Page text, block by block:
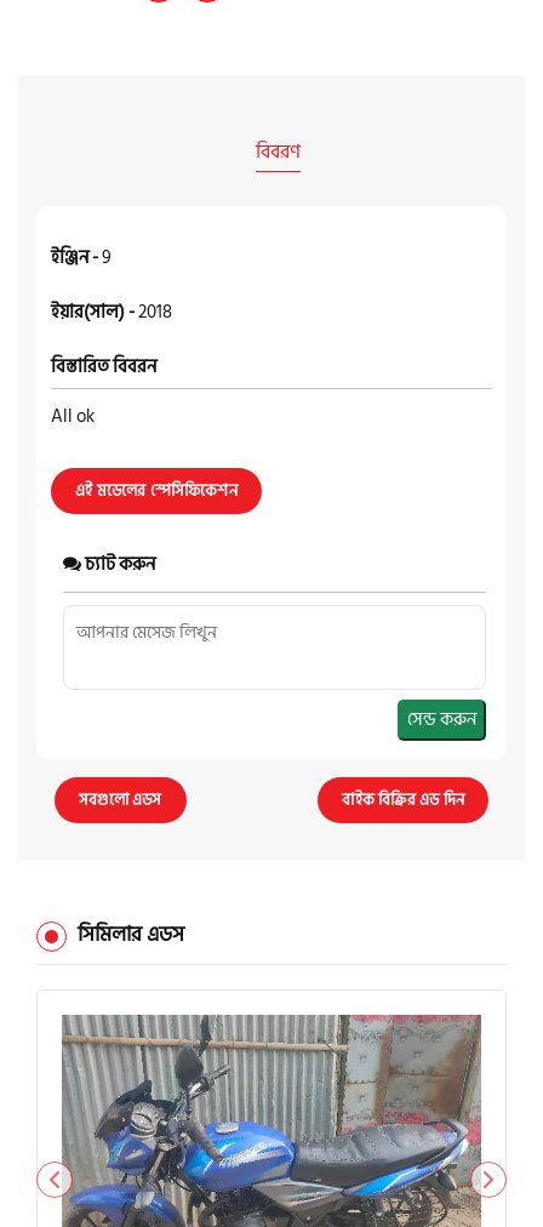
বিবরণ
ইঞ্জিন -9
ইয়ার(সাল) -2018
বিস্তারিত বিবরন
All ok
এই মডেলের স্পেসিফিকেশন
চ্যাট করুন
সেন্ড করুন
সবগুলো এডস বাইক বিক্রির এড দিন
সিমিলার এডস